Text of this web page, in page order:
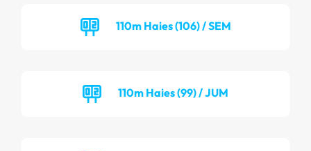
110m Haies (106) / SEM
110m Haies (99) / JUM